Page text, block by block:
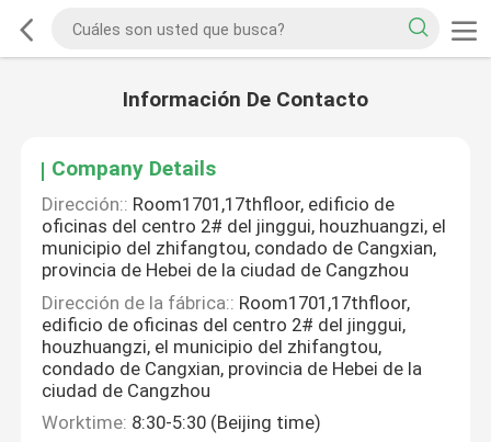
Información De Contacto
Company Details
Dirección:: Room1701,17thfloor, edificio de
oficinas del centro 2# del jinggui, houzhuangzi, el
municipio del zhifangtou, condado de Cangxian,
provincia de Hebei de la ciudad de Cangzhou
Dirección de la fábrica:: Room1701,17thfloor,
edificio de oficinas del centro 2# del jinggui,
houzhuangzi, el municipio del zhifangtou,
condado de Cangxian, provincia de Hebei de la
ciudad de Cangzhou
Worktime: 8:30-5:30 (Beijing time)